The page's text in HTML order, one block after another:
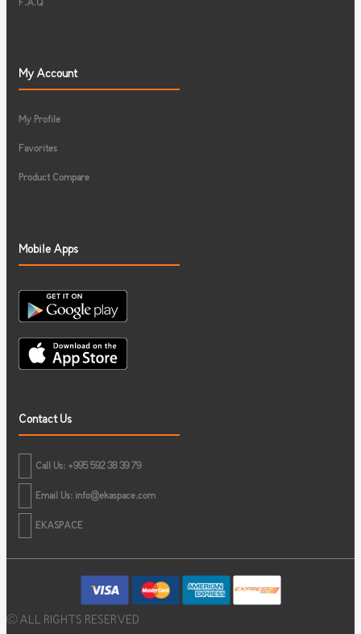
F.A.Q
My Account
My Profile
Favorites
Product Compare
Mobile Apps
Contact Us
Call Us: +995 592 38 39 79
Email Us: info@ekaspace.com
EKASPACE
© ALL RIGHTS RESERVED